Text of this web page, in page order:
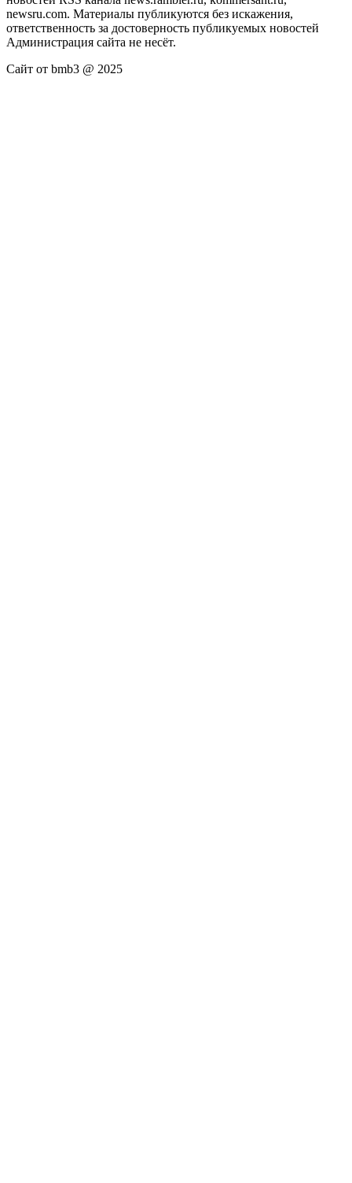
newsru.com. Материалы публикуются без искажения,
ответственность за достоверность публикуемых новостей
Администрация сайта не несёт.
Сайт от bmb3 @ 2025